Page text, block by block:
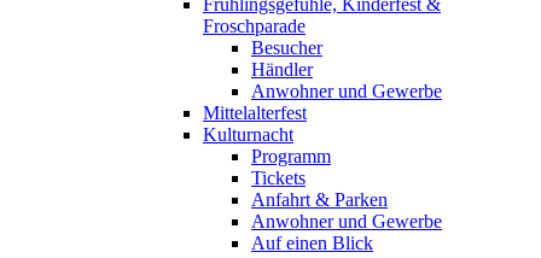
Frühlingsgefühle, Kinderfest &
Froschparade
Besucher
Händler
Anwohner und Gewerbe
Mittelalterfest
Kulturnacht
Programm
Tickets
Anfahrt & Parken
Anwohner und Gewerbe
Auf einen Blick